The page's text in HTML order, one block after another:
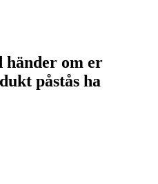
händer om er
påstås ha